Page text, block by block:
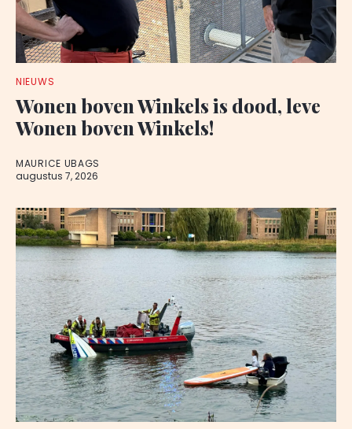
NIEUWS
Wonen boven Winkels is dood, leve
Wonen boven Winkels!
MAURICE UBAGS
augustus 7, 2026